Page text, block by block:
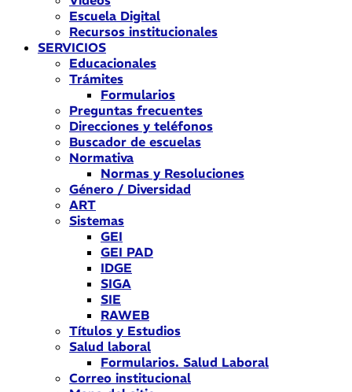
Escuela Digital
Recursos institucionales
SERVICIOS
Educacionales
Trámites
Formularios
Preguntas frecuentes
Direcciones y teléfonos
Buscador de escuelas
Normativa
Normas y Resoluciones
Género / Diversidad
ART
Sistemas
GEI
GEI PAD
IDGE
SIGA
SIE
RAWEB
Títulos y Estudios
Salud laboral
Formularios. Salud Laboral
Correo institucional